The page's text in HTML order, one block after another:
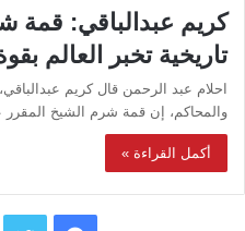
كريم عبدالباقي:
تاريخية تخبر العالم
احلام عبد الرحمن قال كريم عبدالباقي،
والمحاكم، إن قمة شرم الشيخ المقرر
أكمل القراءة »